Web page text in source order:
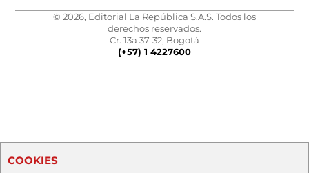
© 2026, Editorial La República S.A.S. Todos los
derechos reservados.
Cr. 13a 37-32, Bogotá
(+57) 1 4227600
COOKIES